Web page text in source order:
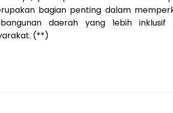
bagian penting dalam
daerah yang lebih
(**)